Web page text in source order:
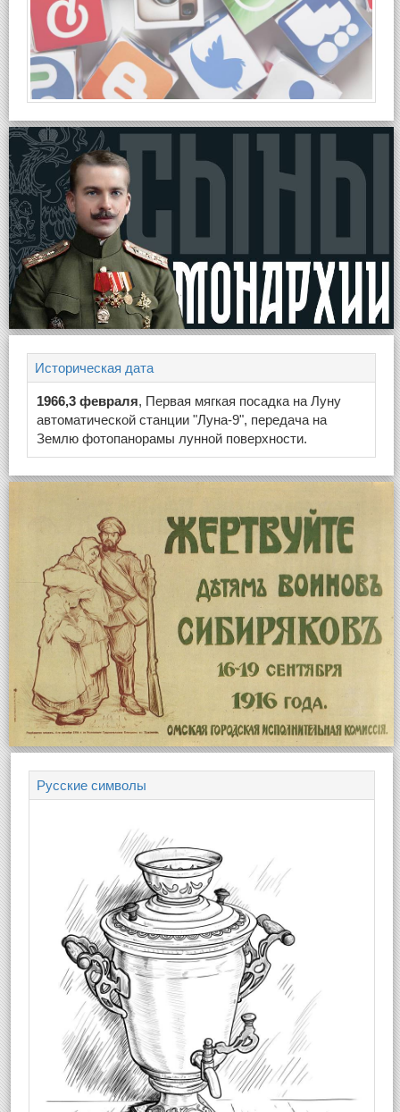
Историческая дата
1966,3 февраля, Первая мягкая посадка на Луну
автоматической станции "Луна-9", передача на
Землю фотопанорамы лунной поверхности.
Русские символы